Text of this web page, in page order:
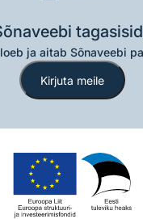
ja aitab Sõnaveebi
Kirjuta meile